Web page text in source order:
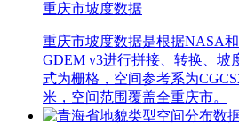
重庆市坡度数据
重庆市坡度数据是根据NASA
GDEM v3进行拼接、转换、坡
式为栅格，空间参考系为
米，空间范围覆盖全重庆市。